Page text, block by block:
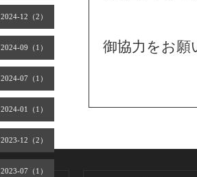
2024-12（2）
2024-09（1）
2024-07（1）
2024-01（1）
2023-12（2）
2023-07（1）
御協力をお願